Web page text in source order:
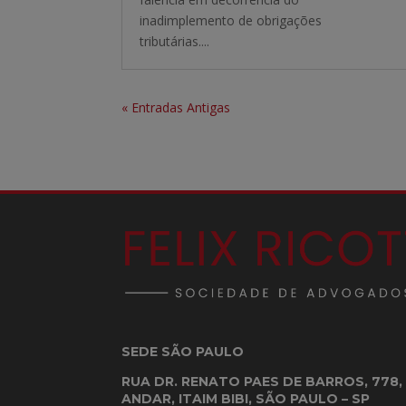
inadimplemento de obrigações
tributárias....
« Entradas Antigas
SEDE SÃO PAULO
RUA DR. RENATO PAES DE BARROS, 778,
ANDAR, ITAIM BIBI, SÃO PAULO – SP